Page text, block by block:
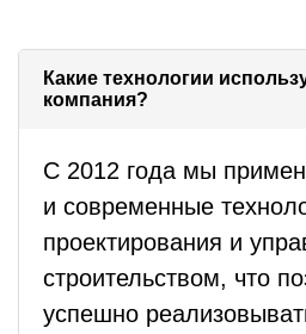
Какие технологии
компания?
С 2012 года мы
и современные
проектирования и
строительством, что
успешно